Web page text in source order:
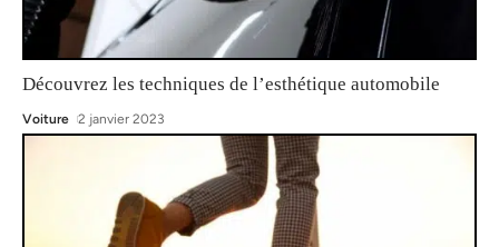
Découvrez les techniques de l’esthétique automobile
Voiture 2 janvier 2023